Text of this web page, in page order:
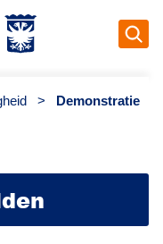
>
Demonstratie